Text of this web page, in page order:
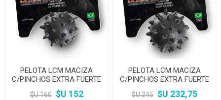
PELOTA LCM MACIZA
C/PINCHOS EXTRA FUERTE
P 45MM
$U 160 $U 152
PELOTA LCM MACIZA
C/PINCHOS EXTRA FUERTE
M 55MM
$U 245 $U 232,75